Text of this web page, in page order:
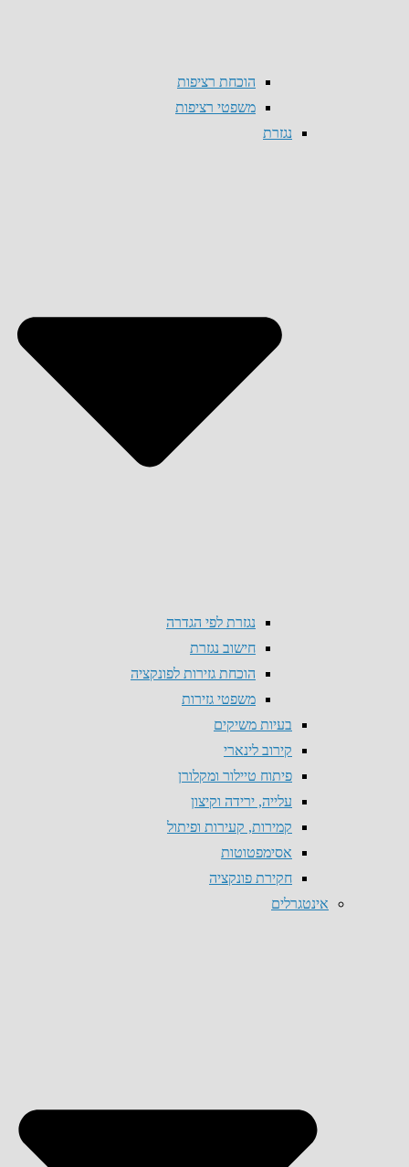
הוכחת רציפות
משפטי רציפות
נגזרת
נגזרת לפי הגדרה
חישוב נגזרת
הוכחת גזירות לפונקציה
משפטי גזירות
בעיות משיקים
קירוב לינארי
פיתוח טיילור ומקלורן
עלייה, ירידה וקיצון
קמירות, קעירות ופיתול
אסימפטוטות
חקירת פונקציה
אינטגרלים